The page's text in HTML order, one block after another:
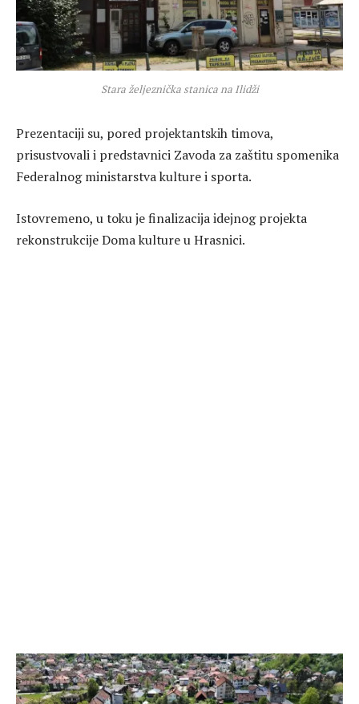
Stara željeznička stanica na Ilidži
Prezentaciji su, pored projektantskih timova,
prisustvovali i predstavnici Zavoda za zaštitu spomenika
Federalnog ministarstva kulture i sporta.
Istovremeno, u toku je finalizacija idejnog projekta
rekonstrukcije Doma kulture u Hrasnici.